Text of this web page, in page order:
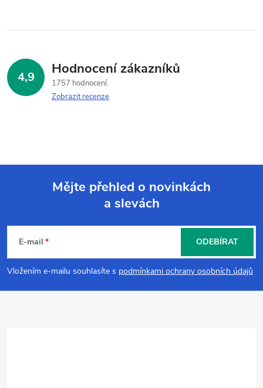
4,9 Hodnocení zákazníků
1757 hodnocení
Zobrazit recenze
p
a
Mějte přehled o novinkách
a slevách
E-mail
Vložením e-mailu souhlasíte s podmínkami ochrany osobních údajů
ODEBÍRAT